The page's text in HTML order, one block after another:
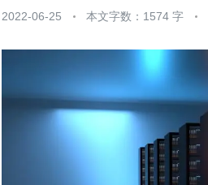
2022-06-25 本文字数：1574 字